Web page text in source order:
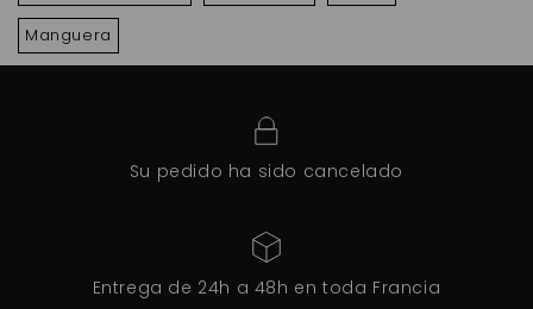
Manguera
Su pedido ha sido cancelado
Entrega de 24h a 48h en toda Francia